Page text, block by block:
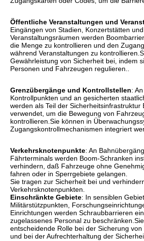
Öffentliche Veranstaltungen und
Eingängen von Stadien, Konzertstätten und
Veranstaltungsräumen werden
die Menge zu kontrollieren und den
während Veranstaltungen zu
Gewährleistung von Sicherheit bei, indem
Personen und Fahrzeugen regulieren..
Grenzübergänge und Kontrollstellen:
Kontrollpunkten und an gesicherten
werden als Teil der Sicherheitsinfrastruktur
verwendet, um die Bewegung von
kontrollieren.Sie können in
Zugangskontrollmechanismen integriert
Verkehrsknotenpunkte: An
Fährterminals werden Boom-Schranken
verhindern, daß Fahrzeuge ohne
fahren oder in Sperrgebiete gelangen.
Sie tragen zur Sicherheit bei und
Verkehrsknotenpunkten.
Einschränkte Gebiete: In sensiblen
Militärstützpunkten,
Einrichtungen werden Schraubbarrieren
zugelassenes Personal zu
entscheidende Rolle bei der Sicherung von
und bei der Aufrechterhaltung der